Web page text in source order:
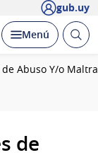
gub.uy
Desplegar
Menú Abrir
Abuso Y/o
de